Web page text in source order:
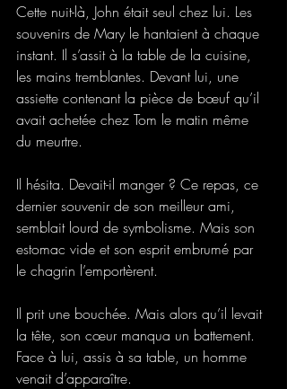
Cette nuit-là, John était seul chez lui. Les
souvenirs de Mary le hantaient à chaque
instant. Il s’assit à la table de la cuisine,
les mains tremblantes. Devant lui, une
assiette contenant la pièce de bœuf qu’il
avait achetée chez Tom le matin même
du meurtre.
Il hésita. Devait-il manger ? Ce repas, ce
dernier souvenir de son meilleur ami,
semblait lourd de symbolisme. Mais son
estomac vide et son esprit embrumé par
le chagrin l’emportèrent.
Il prit une bouchée. Mais alors qu’il levait
la tête, son cœur manqua un battement.
Face à lui, assis à sa table, un homme
venait d’apparaître.